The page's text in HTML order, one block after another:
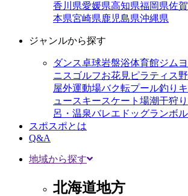
香川県愛媛県高知県福岡県佐
本県宮崎県鹿児島県沖縄県
ジャンルから探す
ダンス卓球岩盤浴体育館ジム
ニス ゴルフお花見 ピラティス
屋外運動場バク転プール釣り
ュースキースケート場潮干狩り
呂・温泉バレエ ドッグランボ
スポスポとは
Q&A
地域から探す
北海道地方